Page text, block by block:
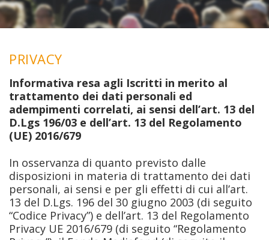
PRIVACY
Informativa resa agli Iscritti in merito al
trattamento dei dati personali ed
adempimenti correlati, ai sensi dell’art. 13 del
D.Lgs 196/03 e dell’art. 13 del Regolamento
(UE) 2016/679
In osservanza di quanto previsto dalle
disposizioni in materia di trattamento dei dati
personali, ai sensi e per gli effetti di cui all’art.
13 del D.Lgs. 196 del 30 giugno 2003 (di seguito
“Codice Privacy”) e dell’art. 13 del Regolamento
Privacy UE 2016/679 (di seguito “Regolamento